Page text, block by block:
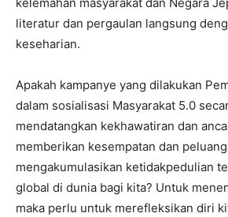
literatur dan pergaulan langsung
keseharian.
Apakah kampanye yang dilakukan
dalam sosialisasi Masyarakat 5.0
mendatangkan kekhawatiran dan
memberikan kesempatan dan
mengakumulasikan ketidakpedulian
global di dunia bagi kita? Untuk
maka perlu untuk merefleksikan diri